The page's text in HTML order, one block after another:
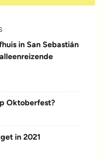
in San Sebastián
Oktoberfest?
in 2021